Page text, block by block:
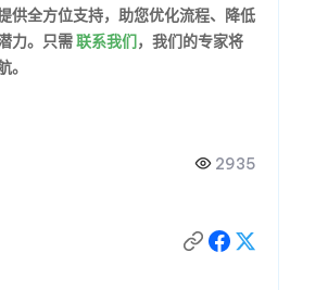
供全方位支持，助您优化流程、降低
力。只需联系我们，我们的专家将
。
2935